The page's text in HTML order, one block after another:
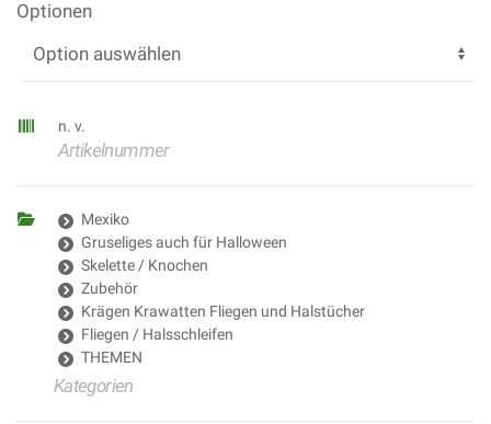
Optionen
n. v.
Artikelnummer
Mexiko
Gruseliges auch für Halloween
Skelette / Knochen
Zubehör
Krägen Krawatten Fliegen und Halstücher
Fliegen / Halsschleifen
THEMEN
Kategorien